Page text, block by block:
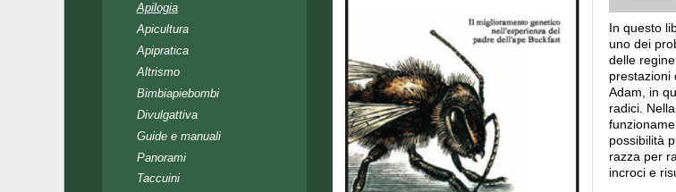
In questo
uno dei
delle
prestazioni
Adam, in
radici.
possibilità
razza per
incroci e
Apilogia
Apicultura
Apipratica
Altrismo
Bimbiapiebombi
Divulgattiva
Guide e manuali
Panorami
Taccuini